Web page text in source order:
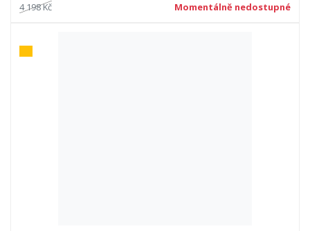
4 198 Kč Momentálně nedostupné